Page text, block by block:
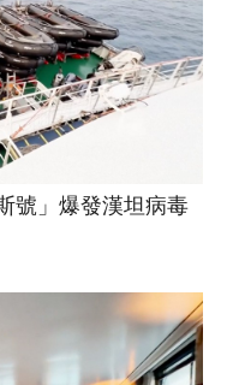
號」爆發漢坦病毒